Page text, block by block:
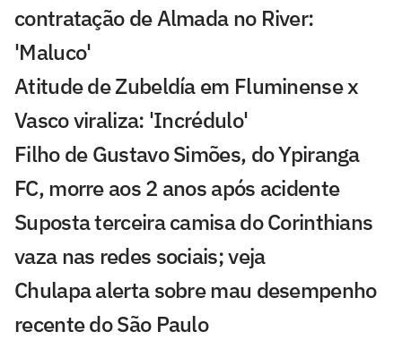
contratação de Almada no River:
'Maluco'
Atitude de Zubeldía em Fluminense x
Vasco viraliza: 'Incrédulo'
Filho de Gustavo Simões, do Ypiranga
FC, morre aos 2 anos após acidente
Suposta terceira camisa do Corinthians
vaza nas redes sociais; veja
Chulapa alerta sobre mau desempenho
recente do São Paulo